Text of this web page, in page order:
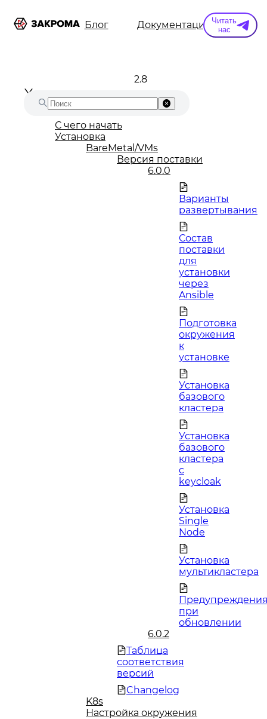
Информация Блог Документация
Читать
нас
2.8
С чего начать
Установка
BareMetal/VMs
Версия поставки
6.0.0
Варианты
развертывания
Состав
поставки
для
установки
через
Ansible
Подготовка
окружения
к
установке
Установка
базового
кластера
Установка
базового
кластера
c
keycloak
Установка
Single
Node
Установка
мультикластера
при
обновлении
6.0.2
Таблица
соответствия
версий
Changelog
K8s
Настройка окружения